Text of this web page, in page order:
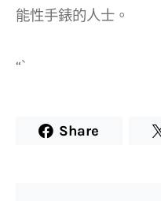
能性手錶的人士。
“`
Share